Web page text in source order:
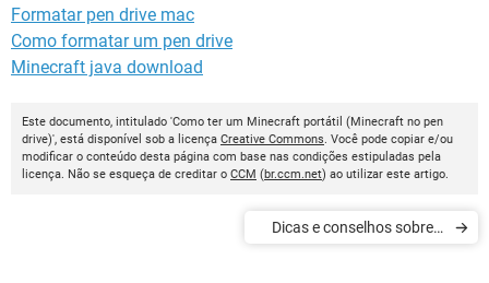
Formatar pen drive mac
Como formatar um pen drive
Minecraft java download
Este documento, intitulado 'Como ter um Minecraft portátil (Minecraft no pen
drive)', está disponível sob a licença Creative Commons. Você pode copiar e/ou
modificar o conteúdo desta página com base nas condições estipuladas pela
licença. Não se esqueça de creditar o CCM (br.ccm.net) ao utilizar este artigo.
Dicas e conselhos sobre o